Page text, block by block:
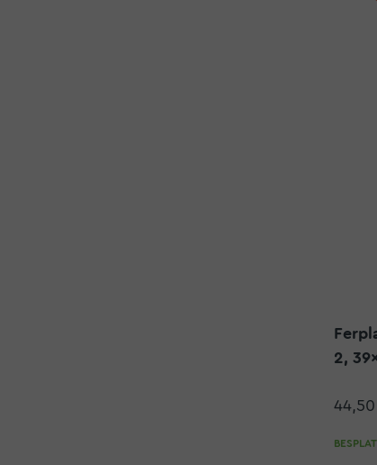
2,
44,50